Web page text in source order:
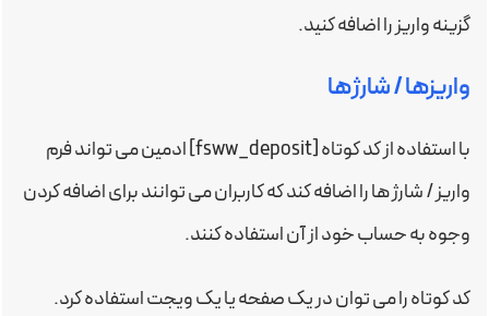
گزینه واریز را اضافه کنید.
واریزها / شارژها
با استفاده از کد کوتاه [fsww_deposit] ادمین می تواند فرم
واریز / شارژ ها را اضافه کند که کاربران می توانند برای اضافه کردن
وجوه به حساب خود از آن استفاده کنند.
کد کوتاه را می توان در یک صفحه یا یک ویجت استفاده کرد.